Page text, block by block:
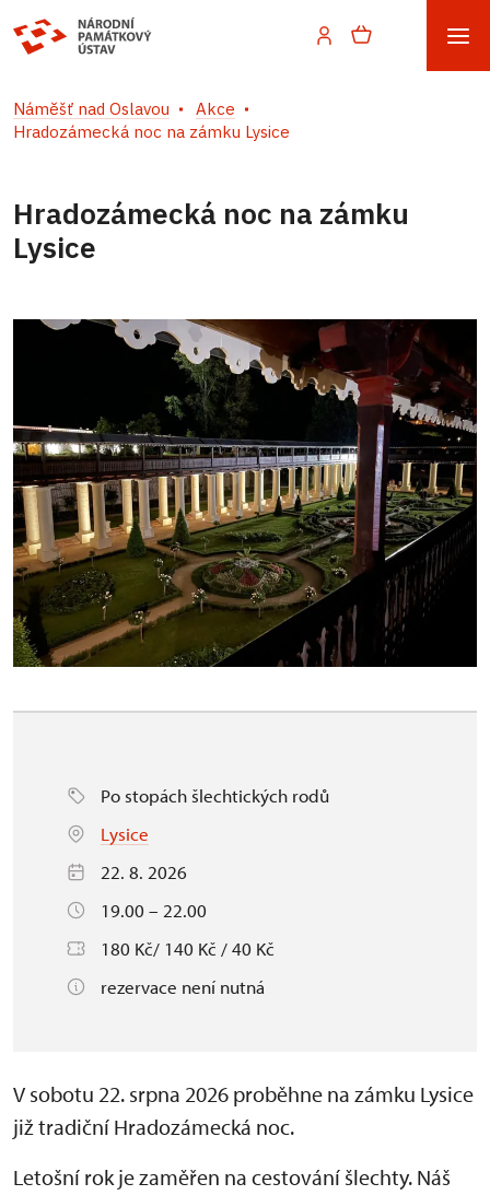
Náměšť nad Oslavou
Akce
Hradozámecká noc na zámku Lysice
Hradozámecká noc na zámku
Lysice
Po stopách šlechtických rodů
Lysice
22. 8. 2026
19.00 – 22.00
180 Kč/ 140 Kč / 40 Kč
rezervace není nutná
V sobotu 22. srpna 2026 proběhne na zámku Lysice
již tradiční Hradozámecká noc.
Letošní rok je zaměřen na cestování šlechty. Náš